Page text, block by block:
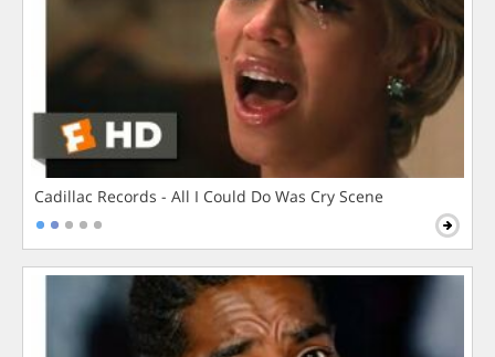
Cadillac Records - All I Could Do Was Cry Scene